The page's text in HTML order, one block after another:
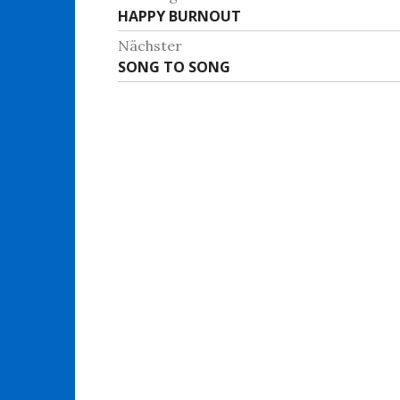
Vorheriger
Beitrag:
HAPPY BURNOUT
Nächster
Nächster
Beitrag:
SONG TO SONG